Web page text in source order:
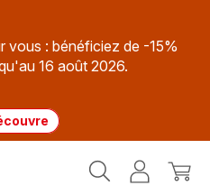
vous : bénéficiez de -15%
16 août 2026.
MonMon